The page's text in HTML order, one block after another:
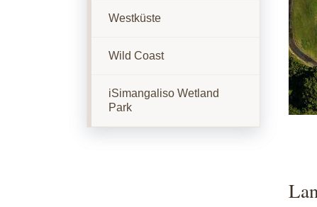
Westküste
Wild Coast
iSimangaliso Wetland
Park